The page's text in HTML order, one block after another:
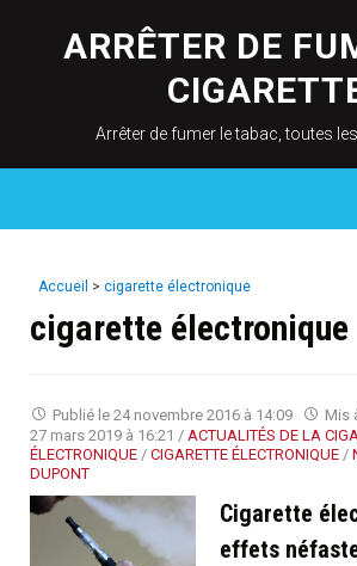
content
ARRÊTER DE
Arrêter de fumer le tabac, toutes
Accueil > cigarette électronique
cigarette électronique
Publié le 24 novembre 2016 à 14:09
Mis
27 mars 2019 à 16:21 / ACTUALITÉS DE LA
ÉLECTRONIQUE / CIGARETTE ÉLECTRONIQUE /
DUPONT
Cigarette
effets